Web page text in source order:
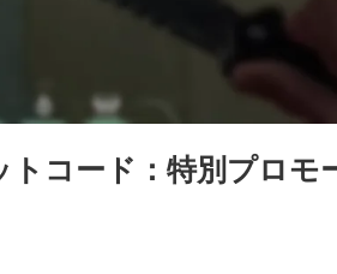
コード：特別プロモ